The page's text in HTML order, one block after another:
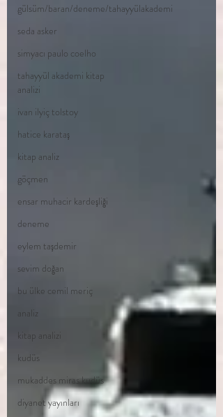
gülsüm/baran/deneme/tahayyülakademi
seda asker
simyacı paulo coelho
tahayyül akademi kitap
analizi
ivan ilyiç tolstoy
hatice karataş
kitap analiz
göçmen
ensar muhacir kardeşliği
deneme
eylem taşdemir
sevim doğan
bu ülke cemil meriç
analiz
kitap analizi
kudüs
mukaddes miras kudüs
diyanet yayınları